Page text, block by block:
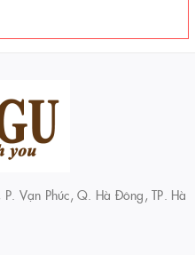
Vạn Phúc, Q. Hà Đông, TP. Hà